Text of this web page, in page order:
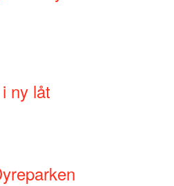
ny låt